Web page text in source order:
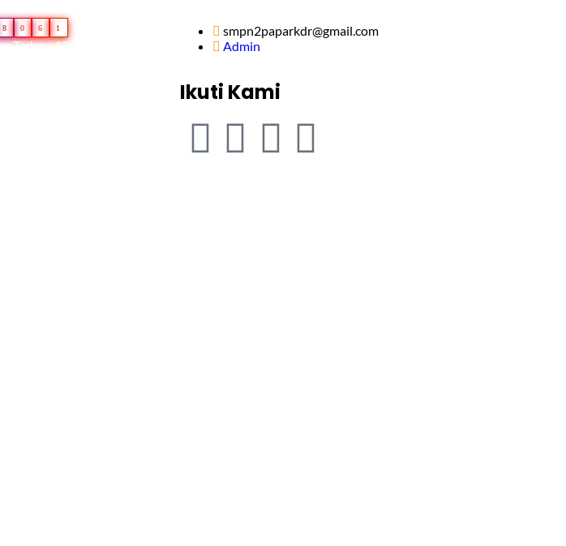
8 0 6 1
Today : 13
smpn2paparkdr@gmail.com
Admin
Ikuti Kami